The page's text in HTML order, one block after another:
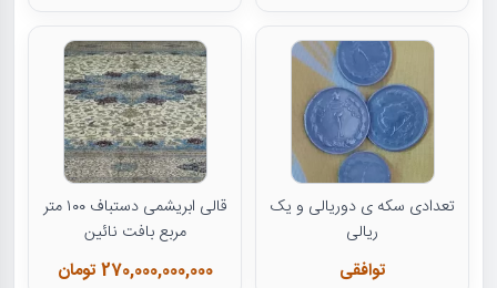
تعدادی سکه ی دوریالی و یک
ریالی
توافقی
قالی ابریشمی دستباف ۱۰۰ متر
مربع بافت نائین
270,000,000,000 تومان